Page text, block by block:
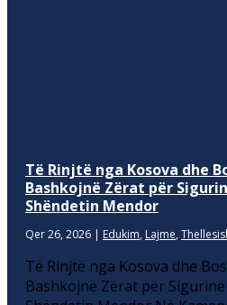
Të Rinjtë nga Kosova dhe
Bashkojnë Zërat për
Shëndetin Mendor
Qer 26, 2026 | Edukim, Lajme,
Të Rinjtë nga Kosova dhe
Bashkojnë Zërat për